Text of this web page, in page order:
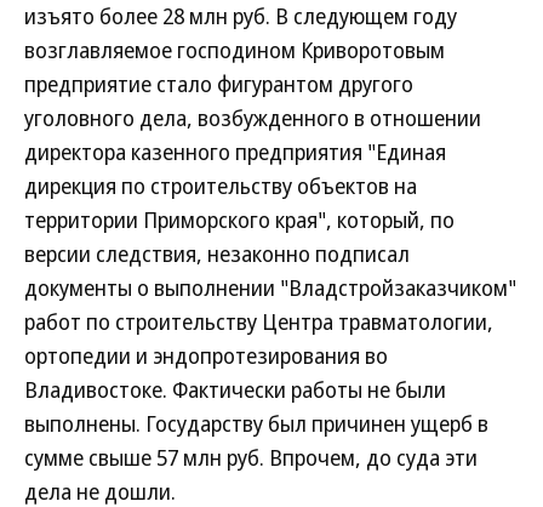
изъято более 28 млн руб. В следующем году
возглавляемое господином Криворотовым
предприятие стало фигурантом другого
уголовного дела, возбужденного в отношении
директора казенного предприятия "Единая
дирекция по строительству объектов на
территории Приморского края", который, по
версии следствия, незаконно подписал
документы о выполнении "Владстройзаказчиком"
работ по строительству Центра травматологии,
ортопедии и эндопротезирования во
Владивостоке. Фактически работы не были
выполнены. Государству был причинен ущерб в
сумме свыше 57 млн руб. Впрочем, до суда эти
дела не дошли.